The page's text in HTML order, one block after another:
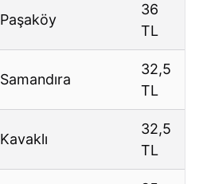
Paşaköy
36
TL
Samandıra
32,5
TL
Kavaklı
32,5
TL